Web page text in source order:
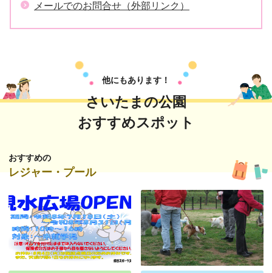
メールでのお問合せ（外部リンク）
他にもあります！
さいたまの公園
おすすめスポット
おすすめの
レジャー・プール